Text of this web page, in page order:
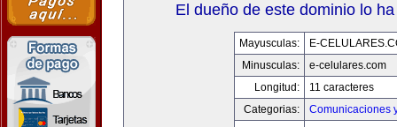
El dueño de este dominio lo
Mayusculas:
E-
Minusculas:
e-celulares.com
Longitud:
11 caracteres
Categorias:
Comunicaciones